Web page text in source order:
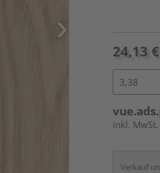
24,13 €
inkl. MwSt.
Verkauf